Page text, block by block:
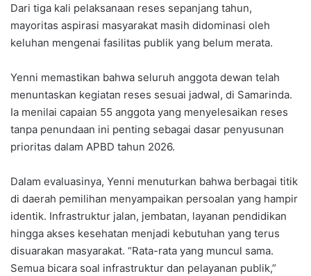
Dari tiga kali pelaksanaan reses sepanjang tahun,
mayoritas aspirasi masyarakat masih didominasi oleh
keluhan mengenai fasilitas publik yang belum merata.
Yenni memastikan bahwa seluruh anggota dewan telah
menuntaskan kegiatan reses sesuai jadwal, di Samarinda.
Ia menilai capaian 55 anggota yang menyelesaikan reses
tanpa penundaan ini penting sebagai dasar penyusunan
prioritas dalam APBD tahun 2026.
Dalam evaluasinya, Yenni menuturkan bahwa berbagai titik
di daerah pemilihan menyampaikan persoalan yang hampir
identik. Infrastruktur jalan, jembatan, layanan pendidikan
hingga akses kesehatan menjadi kebutuhan yang terus
disuarakan masyarakat. “Rata-rata yang muncul sama.
Semua bicara soal infrastruktur dan pelayanan publik,”